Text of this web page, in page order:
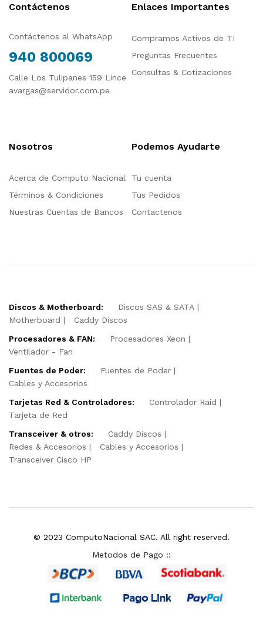
Contáctenos
Contáctenos al WhatsApp
940 800069
Calle Los Tulipanes 159 Lince
avargas@servidor.com.pe
Enlaces Importantes
Compramos Activos de TI
Preguntas Frecuentes
Consultas & Cotizaciones
Nosotros
Acerca de Computo Nacional
Términos & Condiciones
Nuestras Cuentas de Bancos
Podemos Ayudarte
Tu cuenta
Tus Pedidos
Contactenos
Discos & Motherboard:
Discos SAS & SATA
Motherboard
Caddy Discos
Procesadores & FAN:
Procesadores Xeon
Ventilador - Fan
Fuentes de Poder:
Fuentes de Poder
Cables y Accesorios
Tarjetas Red & Controladores:
Controlador Raid
Tarjeta de Red
Transceiver & otros:
Caddy Discos
Redes & Accesorios
Cables y Accesorios
Transceiver Cisco HP
© 2023 ComputoNacional SAC. All right reserved.
Metodos de Pago ::